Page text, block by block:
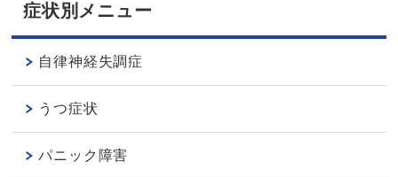
症状別メニュー
自律神経失調症
うつ症状
パニック障害